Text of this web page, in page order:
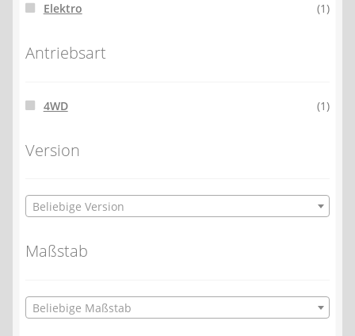
Elektro (1)
Antriebsart
4WD (1)
Version
Beliebige Version
Maßstab
Beliebige Maßstab